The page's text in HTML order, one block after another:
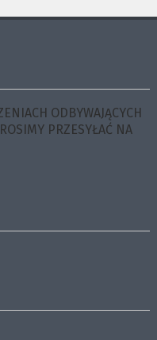
ODBYWAJĄCYCH
PRZESYŁAĆ NA